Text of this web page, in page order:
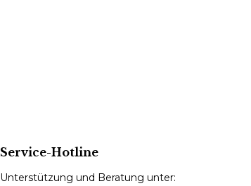
Service-Hotline
Unterstützung und Beratung unter: